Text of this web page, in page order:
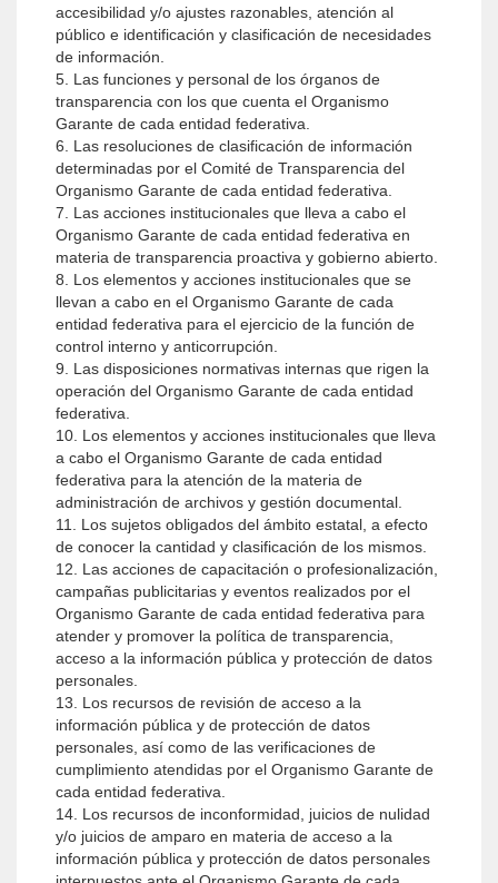
accesibilidad y/o ajustes razonables, atención al
público e identificación y clasificación de necesidades
de información.
5. Las funciones y personal de los órganos de
transparencia con los que cuenta el Organismo
Garante de cada entidad federativa.
6. Las resoluciones de clasificación de información
determinadas por el Comité de Transparencia del
Organismo Garante de cada entidad federativa.
7. Las acciones institucionales que lleva a cabo el
Organismo Garante de cada entidad federativa en
materia de transparencia proactiva y gobierno abierto.
8. Los elementos y acciones institucionales que se
llevan a cabo en el Organismo Garante de cada
entidad federativa para el ejercicio de la función de
control interno y anticorrupción.
9. Las disposiciones normativas internas que rigen la
operación del Organismo Garante de cada entidad
federativa.
10. Los elementos y acciones institucionales que lleva
a cabo el Organismo Garante de cada entidad
federativa para la atención de la materia de
administración de archivos y gestión documental.
11. Los sujetos obligados del ámbito estatal, a efecto
de conocer la cantidad y clasificación de los mismos.
12. Las acciones de capacitación o profesionalización,
campañas publicitarias y eventos realizados por el
Organismo Garante de cada entidad federativa para
atender y promover la política de transparencia,
acceso a la información pública y protección de datos
personales.
13. Los recursos de revisión de acceso a la
información pública y de protección de datos
personales, así como de las verificaciones de
cumplimiento atendidas por el Organismo Garante de
cada entidad federativa.
14. Los recursos de inconformidad, juicios de nulidad
y/o juicios de amparo en materia de acceso a la
información pública y protección de datos personales